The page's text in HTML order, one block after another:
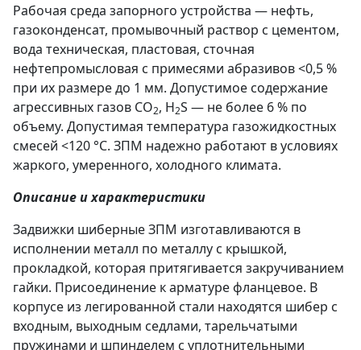
Рабочая среда запорного устройства — нефть,
газоконденсат, промывочный раствор с цементом,
вода техническая, пластовая, сточная
нефтепромысловая с примесями абразивов <0,5 %
при их размере до 1 мм. Допустимое содержание
агрессивных газов СО2, H2S — не более 6 % по
объему. Допустимая температура газожидкостных
смесей <120 °С. ЗПМ надежно работают в условиях
жаркого, умеренного, холодного климата.
Описание и характеристики
Задвижки шиберные ЗПМ изготавливаются в
исполнении металл по металлу с крышкой,
прокладкой, которая притягивается закручиванием
гайки. Присоединение к арматуре фланцевое. В
корпусе из легированной стали находятся шибер с
входным, выходным седлами, тарельчатыми
пружинами и шпинделем с уплотнительными